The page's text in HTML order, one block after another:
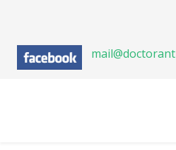
mail@doctorant